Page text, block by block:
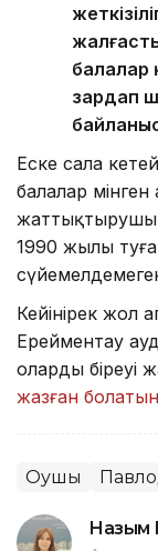
балалар
зардап
Еске сала
балалар
жаттықтырушы
1990 жылы
Кейінірек жол
Ерейментау
олардың
жазған
Оқушы
Назым